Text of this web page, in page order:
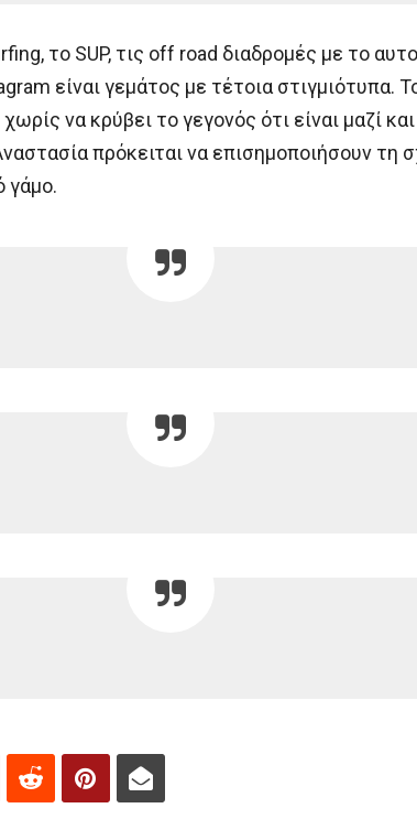
το SUP, τις off road διαδρομές με το
είναι γεμάτος με τέτοια στιγμιότυπα.
να κρύβει το γεγονός ότι είναι μαζί
πρόκειται να επισημοποιήσουν τη
γάμο.